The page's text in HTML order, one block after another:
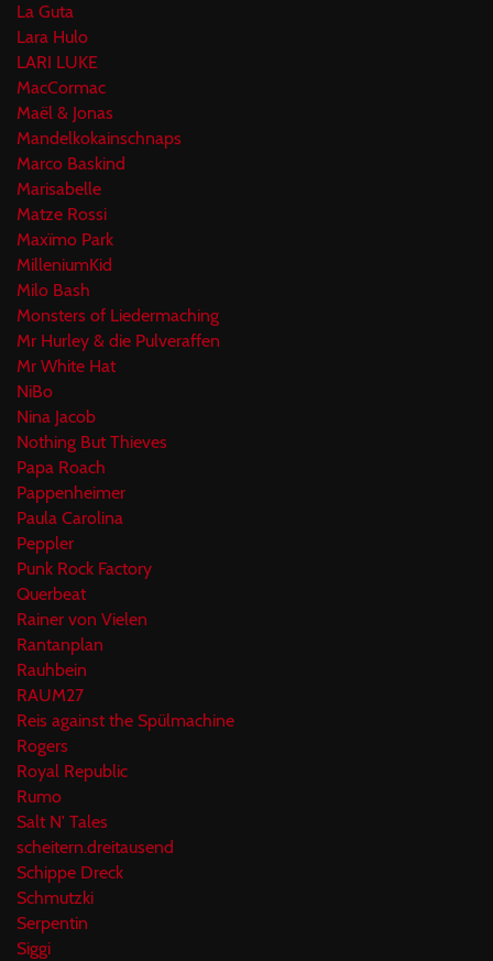
La Guta
Lara Hulo
LARI LUKE
MacCormac
Maël & Jonas
Mandelkokainschnaps
Marco Baskind
Marisabelle
Matze Rossi
Maxïmo Park
MilleniumKid
Milo Bash
Monsters of Liedermaching
Mr Hurley & die Pulveraffen
Mr White Hat
NiBo
Nina Jacob
Nothing But Thieves
Papa Roach
Pappenheimer
Paula Carolina
Peppler
Punk Rock Factory
Querbeat
Rainer von Vielen
Rantanplan
Rauhbein
RAUM27
Reis against the Spülmachine
Rogers
Royal Republic
Rumo
Salt N' Tales
scheitern.dreitausend
Schippe Dreck
Schmutzki
Serpentin
Siggi